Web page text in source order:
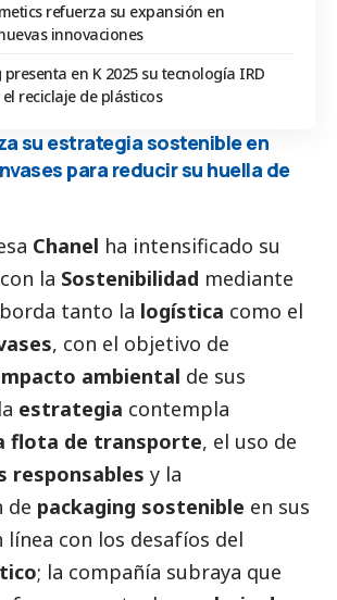
refuerza su expansión en
innovaciones
en K 2025 su tecnología IRD
reciclaje de plásticos
su estrategia sostenible en
para reducir su huella de
Chanel ha intensificado su
con la Sostenibilidad mediante
tanto la logística como el
, con el objetivo de
ambiental de sus
estrategia contempla
flota de transporte, el uso de
responsables y la
de packaging sostenible en sus
con los desafíos del
; la compañía subraya que